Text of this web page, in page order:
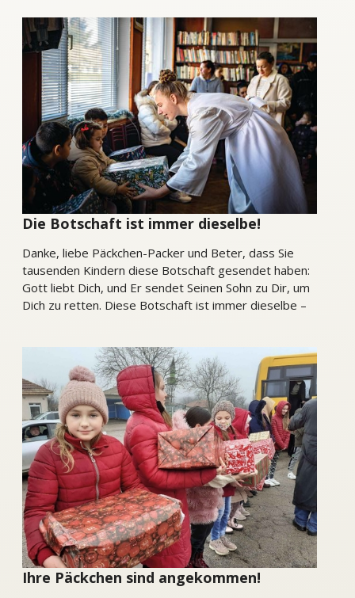
Die Botschaft ist immer dieselbe!
Danke, liebe Päckchen-Packer und Beter, dass Sie
tausenden Kindern diese Botschaft gesendet haben:
Gott liebt Dich, und Er sendet Seinen Sohn zu Dir, um
Dich zu retten. Diese Botschaft ist immer dieselbe –
Kindern legen durften. Gemeinsam mit tausenden
Kindern sagen wir von Herzen:
Ihre Päckchen sind angekommen!